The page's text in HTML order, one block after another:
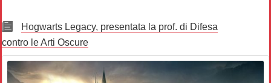
Hogwarts Legacy, presentata la prof. di Difesa
contro le Arti Oscure